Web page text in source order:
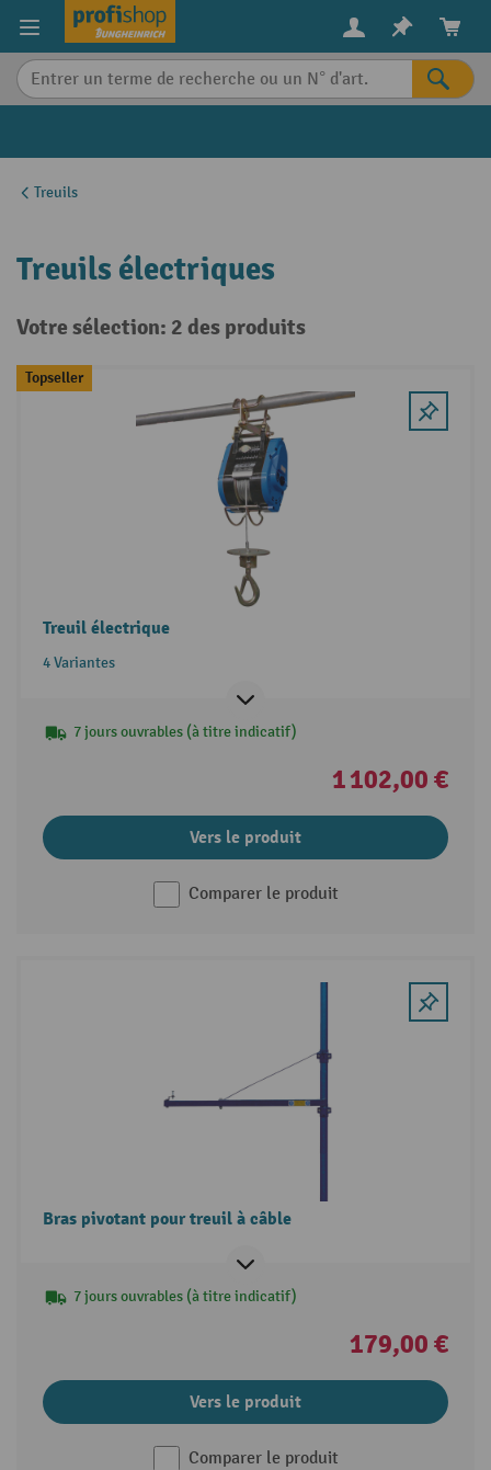
content
Treuils
Treuils électriques
Votre sélection: 2 des produits
Topseller
Treuil électrique
4 Variantes
7 jours ouvrables (à titre indicatif)
1 102,00 €
Vers le produit
Comparer le produit
Bras pivotant pour treuil à câble
7 jours ouvrables (à titre indicatif)
179,00 €
Vers le produit
Comparer le produit